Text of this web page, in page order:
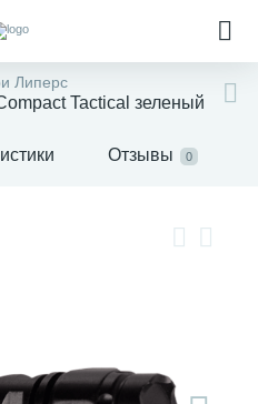
Липерс
Tactical зеленый
Отзывы 0